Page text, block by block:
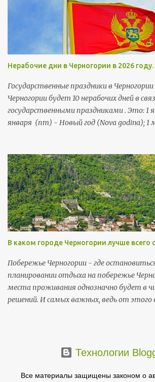
многим мечетям есть чем
Нерабочие дни в Черногории в 2026 году.
Государственные праздники в
Черногории будет 10 нерабочих дней в
государственными праздниками . Это: 1
января (пт) - Новый год (Nova godina);
и 14 июля (вт) - День
13 ноября (пт) и 14 ноября (сб) -
dan), праздник черногорской культуры .
В каком городе Черногории лучше всего
Побережье Черногории - где
планировании отдыха на побережье
места проживания однозначно будет в
решений. И самых важных, ведь от этого
сосредоточены на побережье.
Технологии
Все материалы защищены законом о